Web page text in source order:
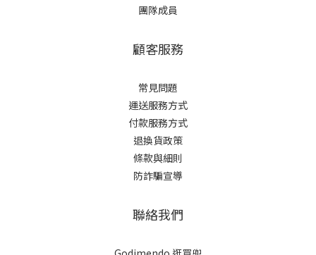
團隊成員
顧客服務
常見問題
運送服務方式
付款服務方式
退換貨政策
條款與細則
防詐騙宣導
聯絡我們